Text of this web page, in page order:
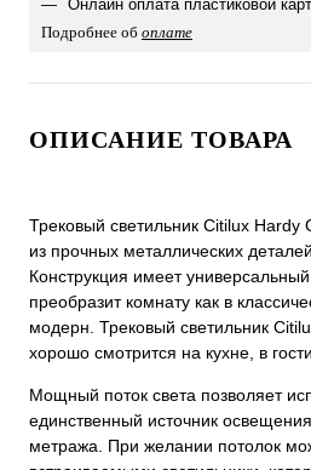
Онлайн оплата пластиковой
Подробнее об оплате
ОПИСАНИЕ ТОВАРА
Трековый светильник Citilux Hardy
из прочных металлических
Конструкция имеет
преобразит комнату как в
модерн. Трековый светильник
хорошо смотрится на кухне, в
Мощный поток света позволяет
единственный источник
метража. При желании потолок